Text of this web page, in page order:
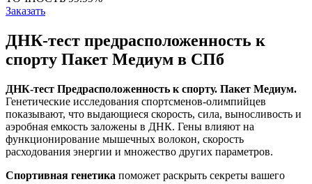
Заказать
ДНК-тест предрасположенность к
спорту Пакет Медиум в СПб
ДНК-тест Предрасположенность к спорту. Пакет Медиум.
Генетические исследования спортсменов-олимпийцев
показывают, что выдающиеся скорость, сила, выносливость и
аэробная емкость заложены в ДНК. Гены влияют на
функционирование мышечных волокон, скорость
расходования энергии и множество других параметров.
Спортивная генетика поможет раскрыть секреты вашего